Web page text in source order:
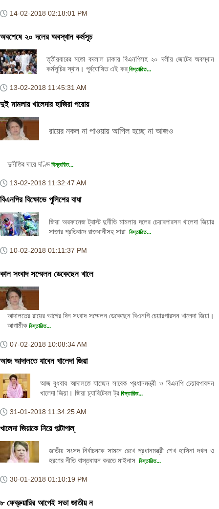
14-02-2018 02:18:01 PM
অবশেষে ২০ দলের অবস্থান কর্মসূচ
তৃতীয়বারের মতো বদলাল ঢাকায় বিএনপিসহ ২০ দলীয় জোটের অবস্থান
কর্মসূচির স্থান। পূর্বঘোষিত এই কর্ বিস্তারিত...
13-02-2018 11:45:31 AM
দুই মামলায় খালেদার হাজিরা পরোয়
রায়ের নকল না পাওয়ায় আপিল হচ্ছে না আজও
দুর্নীতির দায়ে দণ্ডি বিস্তারিত...
13-02-2018 11:32:47 AM
বিএনপির বিক্ষোভে পুলিশের বাধা
জিয়া অরফানেজ ট্রাস্ট দুর্নীতি মামলায় দলের চেয়ারপারসন খালেদা জিয়ার
সাজার প্রতিবাদে রাজধানীসহ সারা বিস্তারিত...
10-02-2018 01:11:37 PM
কাল সংবাদ সম্মেলন ডেকেছেন খালে
আদালতের রায়ের আগের দিন সংবাদ সম্মেলন ডেকেছেন বিএনপি চেয়ারপারসন খালেদা জিয়া।
আগামীক বিস্তারিত...
07-02-2018 10:08:34 AM
আজ আদালতে যাবেন খালেদা জিয়া
আজ বুধবার আদালতে যাচ্ছেন সাবেক প্রধানমন্ত্রী ও বিএনপি চেয়ারপারসন
খালেদা জিয়া। জিয়া চ্যারিটেবল ট্র বিস্তারিত...
31-01-2018 11:34:25 AM
খালেদা জিয়াকে নিয়ে পাল্টাপাল্
জাতীয় সংসদ নির্বাচনকে সামনে রেখে প্রধানমন্ত্রী শেখ হাসিনা দখল ও
হরণের নীতি বাস্তবায়ন করতে মাইনাস বিস্তারিত...
30-01-2018 01:10:19 PM
৮ ফেব্রুয়ারির আগেই সভা জাতীয় ন